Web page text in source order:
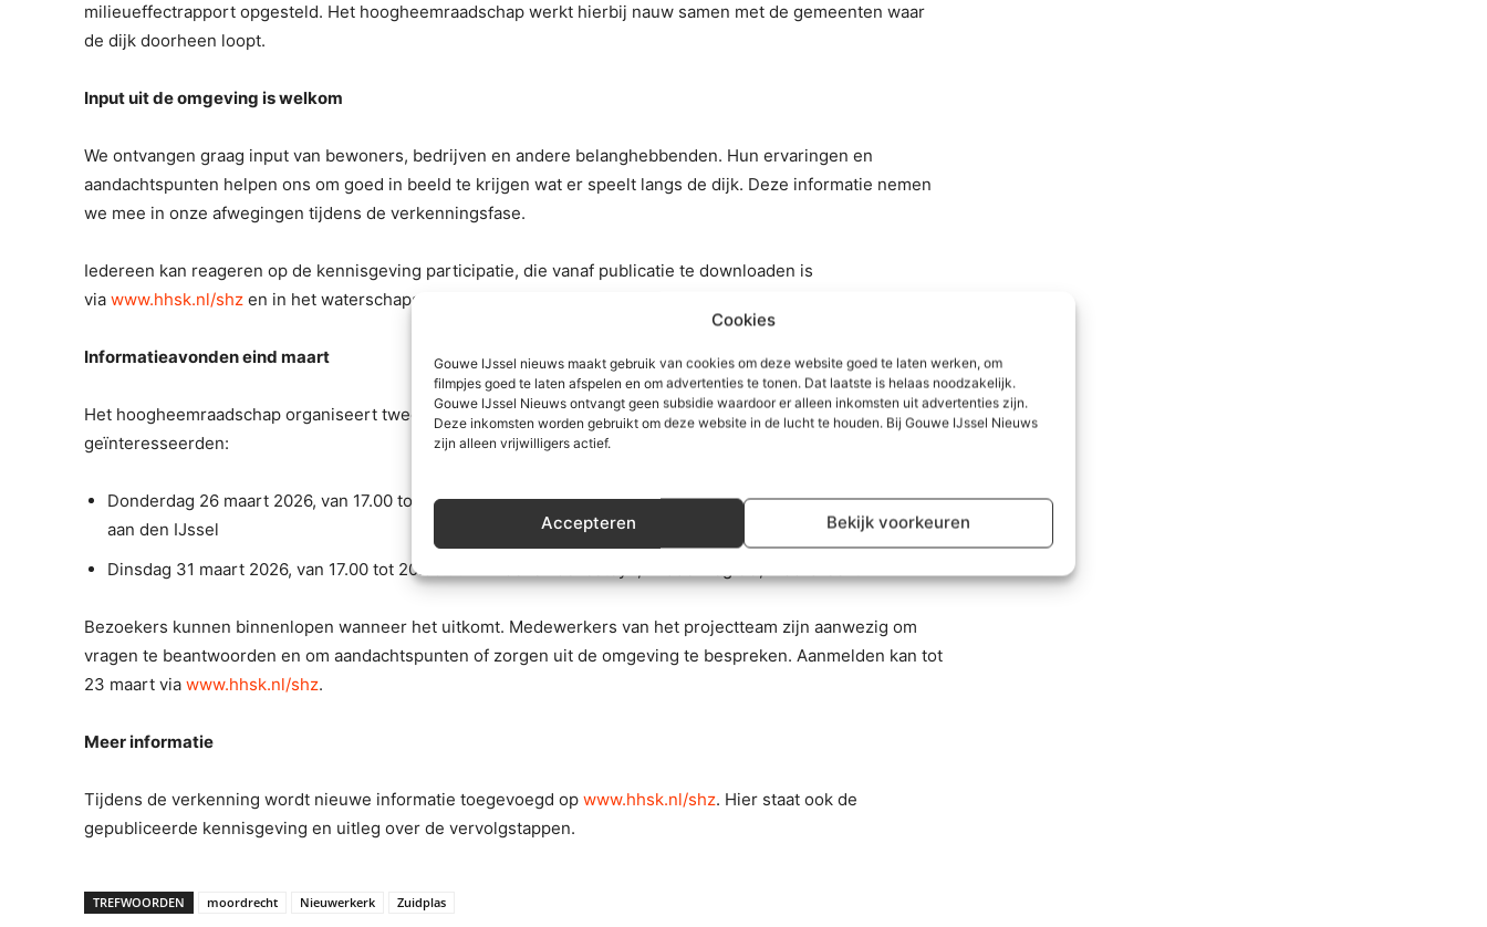
Cookies
Gouwe IJssel nieuws maakt gebruik van cookies om deze website goed te laten werken, om
filmpjes goed te laten afspelen en om advertenties te tonen. Dat laatste is helaas noodzakelijk.
Gouwe IJssel Nieuws ontvangt geen subsidie waardoor er alleen inkomsten uit advertenties zijn.
Deze inkomsten worden gebruikt om deze website in de lucht te houden. Bij Gouwe IJssel Nieuws
zijn alleen vrijwilligers actief.
Accepteren Bekijk voorkeuren
milieueffectrapport opgesteld. Het hoogheemraadschap werkt hierbij nauw samen met de gemeenten waar
de dijk doorheen loopt.
Input uit de omgeving is welkom
We ontvangen graag input van bewoners, bedrijven en andere belanghebbenden. Hun ervaringen en
aandachtspunten helpen ons om goed in beeld te krijgen wat er speelt langs de dijk. Deze informatie nemen
we mee in onze afwegingen tijdens de verkenningsfase.
Iedereen kan reageren op de kennisgeving participatie, die vanaf publicatie te downloaden is
via www.hhsk.nl/shz en in het waterschapsblad, te vinden op
Informatieavonden eind maart
Het hoogheemraadschap organiseert twee inloopbijeenkomsten voor bewoners en andere
geïnteresseerden:
Donderdag 26 maart 2026, van 17.00 tot 20.00 uur – Leefgoed De Olifant, Groenendijk 325, Nieuwerkerk
aan den IJssel
Dinsdag 31 maart 2026, van 17.00 tot 20.00 uur – Hoeve Loevesteyn, Middelweg 33, Moordrecht
Bezoekers kunnen binnenlopen wanneer het uitkomt. Medewerkers van het projectteam zijn aanwezig om
vragen te beantwoorden en om aandachtspunten of zorgen uit de omgeving te bespreken. Aanmelden kan tot
23 maart via www.hhsk.nl/shz.
Meer informatie
Tijdens de verkenning wordt nieuwe informatie toegevoegd op www.hhsk.nl/shz. Hier staat ook de
gepubliceerde kennisgeving en uitleg over de vervolgstappen.
TREFWOORDEN moordrecht Nieuwerkerk Zuidplas